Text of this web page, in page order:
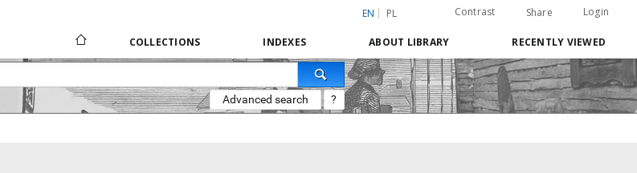
EN PL Contrast Share Login
COLLECTIONS INDEXES ABOUT LIBRARY RECENTLY VIEWED
Advanced search ?